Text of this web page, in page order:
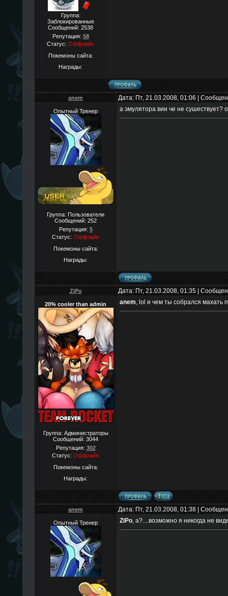
Группа:
Заблокированные
Сообщений: 2538
Репутация: 58
Статус: Оффлайн
Покемоны сайта:
Награды:
anem Дата: Пт, 21.03.2008, 01:06 |
Опытный Тренер
Группа: Пользователи
Сообщений: 252
Репутация: 5
Статус: Оффлайн
Покемоны сайта:
Награды:
а эмулятора вии че не сушествует?
ZiPo Дата: Пт, 21.03.2008, 01:35 |
20% cooler than admin
Группа: Администраторы
Сообщений: 3044
Репутация: 302
Статус: Оффлайн
Покемоны сайта:
Награды:
anem, lol и чем ты собрался махать
anem Дата: Пт, 21.03.2008, 01:38 |
Опытный Тренер ZiPo, а?....возможно я никогда не